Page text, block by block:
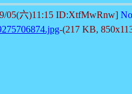
05(六)11:15 ID:XtfMwRnw]
-(217 KB,